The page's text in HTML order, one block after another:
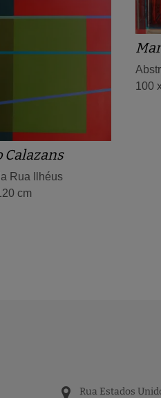
100
Calazans
Rua Ilhéus
cm
Rua Estados